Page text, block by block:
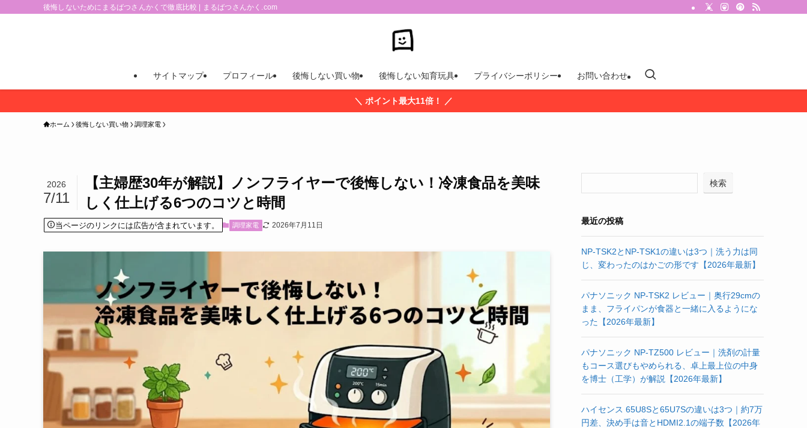
後悔しないためにまるばつさんかくで徹底比較 | まるばつさんかく.com
サイトマップ プロフィール 後悔しない買い物 後悔しない知育玩具 プライバシーポリシー お問い合わせ
＼ ポイント最大11倍！ ／
ホーム 後悔しない買い物 調理家電
【主婦歴30年が解説】ノンフライヤーで後悔しない！冷凍食品を美味
しく仕上げる6つのコツと時間
2026
7/11
当ページのリンクには広告が含まれています。 調理家電 2026年7月11日
検索
最近の投稿
NP-TSK2とNP-TSK1の違いは3つ｜洗う力は同
じ、変わったのはかごの形です【2026年最新】
パナソニック NP-TSK2 レビュー｜奥行29cmの
まま、フライパンが食器と一緒に入るようにな
った【2026年最新】
パナソニック NP-TZ500 レビュー｜洗剤の計量
もコース選びもやめられる、卓上最上位の中身
を博士（工学）が解説【2026年最新】
ハイセンス 65U8Sと65U7Sの違いは3つ｜約7万
円差、決め手は音とHDMI2.1の端子数【2026年